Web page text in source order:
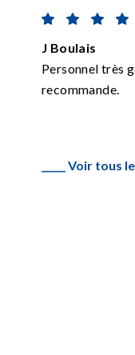
J Boulais
Personnel très
recommande.
_____ Voir tous